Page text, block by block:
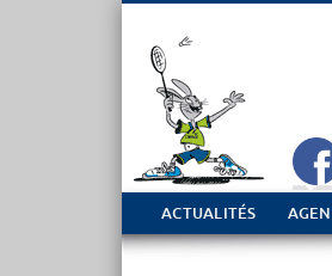
Tout sur le club de
ACTUALITÉS